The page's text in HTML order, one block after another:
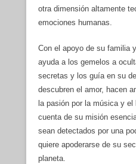
otra dimensión altamente
emociones humanas.
Con el apoyo de su familia
ayuda a los gemelos a
secretas y los guía en su
descubren el amor, hacen
la pasión por la música y
cuenta de su misión
sean detectados por una
quiere apoderarse de su
planeta.